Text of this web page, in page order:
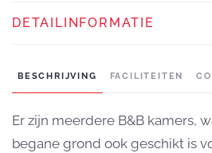
DETAILINFORMATIE
BESCHRIJVING FACILITEITEN
Er zijn meerdere B&B kamers,
begane grond ook geschikt is